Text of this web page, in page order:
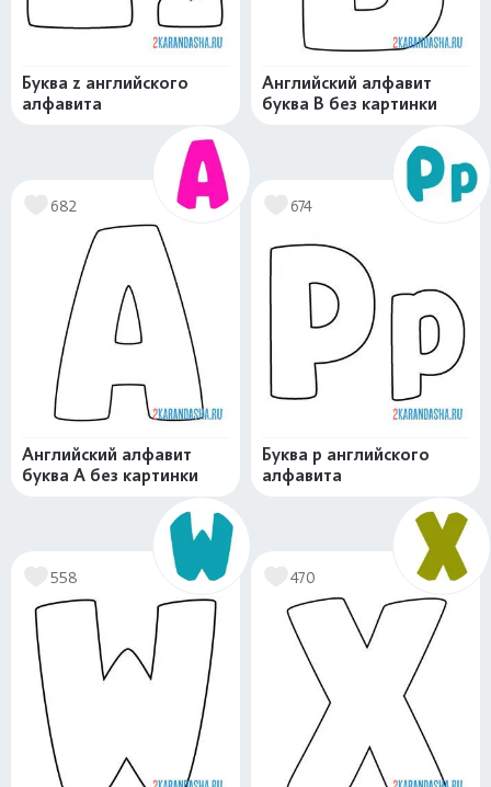
Буква z английского
алфавита
Английский алфавит
буква B без картинки
682
Английский алфавит
буква А без картинки
674
Буква p английского
алфавита
558 470